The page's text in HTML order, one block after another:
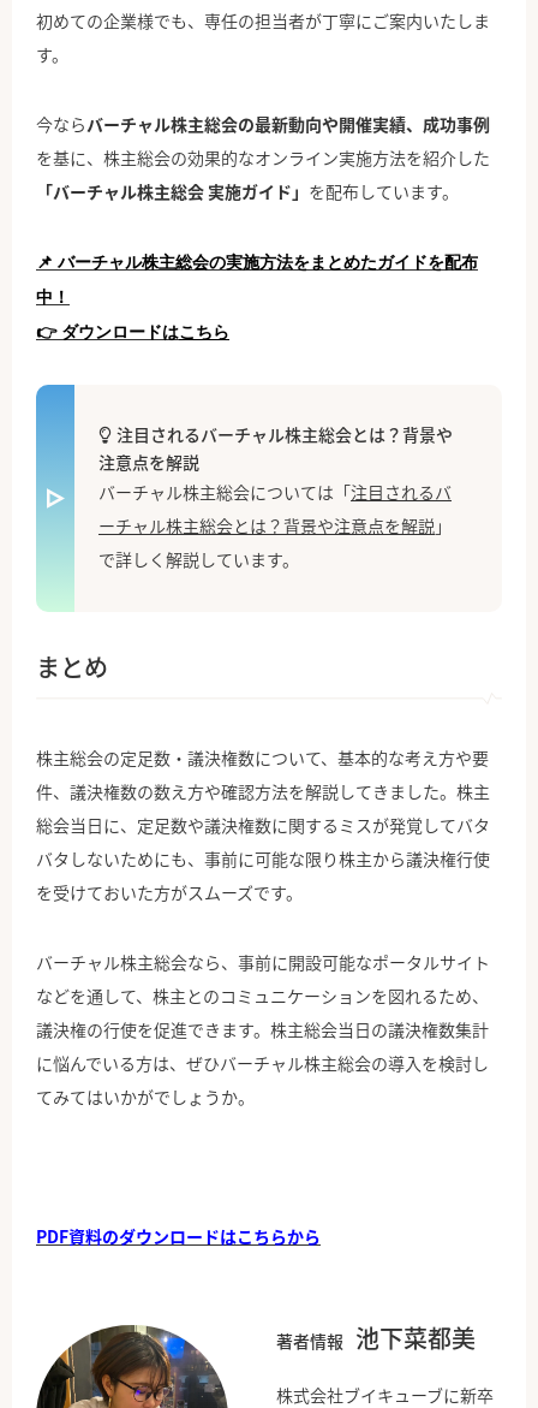
初めての企業様でも、専任の担当者が丁寧にご案内いたしま
す。
今ならバーチャル株主総会の最新動向や開催実績、成功事例
を基に、株主総会の効果的なオンライン実施方法を紹介した
「バーチャル株主総会 実施ガイド」 を配布しています。
📌 バーチャル株主総会の実施方法をまとめたガイドを配布
中！
👉 ダウンロードはこちら
注目されるバーチャル株主総会とは？背景や
注意点を解説
バーチャル株主総会については「注目されるバ
ーチャル株主総会とは？背景や注意点を解説 」
で詳しく解説しています。
まとめ
株主総会の定足数・議決権数について、基本的な考え方や要
件、議決権数の数え方や確認方法を解説してきました。株主
総会当日に、定足数や議決権数に関するミスが発覚してバタ
バタしないためにも、事前に可能な限り株主から議決権行使
を受けておいた方がスムーズです。
バーチャル株主総会なら、事前に開設可能なポータルサイト
などを通して、株主とのコミュニケーションを図れるため、
議決権の行使を促進できます。株主総会当日の議決権数集計
に悩んでいる方は、ぜひバーチャル株主総会の導入を検討し
てみてはいかがでしょうか。
PDF資料のダウンロードはこちらから
著者情報 池下菜都美
株式会社ブイキューブに新卒